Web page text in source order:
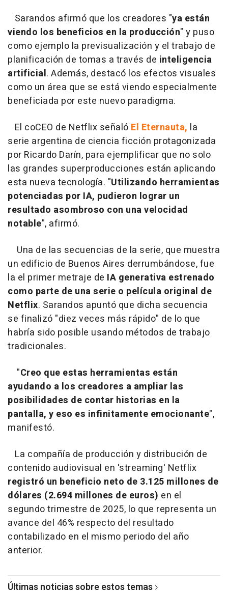
Sarandos afirmó que los creadores "ya están
viendo los beneficios en la producción" y puso
como ejemplo la previsualización y el trabajo de
planificación de tomas a través de inteligencia
artificial. Además, destacó los efectos visuales
como un área que se está viendo especialmente
beneficiada por este nuevo paradigma.
El coCEO de Netflix señaló El Eternauta, la
serie argentina de ciencia ficción protagonizada
por Ricardo Darín, para ejemplificar que no solo
las grandes superproducciones están aplicando
esta nueva tecnología. "Utilizando herramientas
potenciadas por IA, pudieron lograr un
resultado asombroso con una velocidad
notable", afirmó.
Una de las secuencias de la serie, que muestra
un edificio de Buenos Aires derrumbándose, fue
la el primer metraje de IA generativa estrenado
como parte de una serie o película original de
Netflix. Sarandos apuntó que dicha secuencia
se finalizó "diez veces más rápido" de lo que
habría sido posible usando métodos de trabajo
tradicionales.
"Creo que estas herramientas están
ayudando a los creadores a ampliar las
posibilidades de contar historias en la
pantalla, y eso es infinitamente emocionante",
manifestó.
La compañía de producción y distribución de
contenido audiovisual en 'streaming' Netflix
registró un beneficio neto de 3.125 millones de
dólares (2.694 millones de euros) en el
segundo trimestre de 2025, lo que representa un
avance del 46% respecto del resultado
contabilizado en el mismo periodo del año
anterior.
Últimas noticias sobre estos temas